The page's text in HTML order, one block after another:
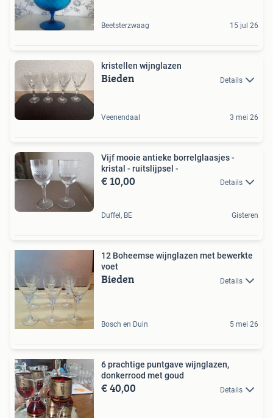
Beetsterzwaag 15 jul 26
kristellen wijnglazen
Bieden Details
Veenendaal 3 mei 26
Vijf mooie antieke borrelglaasjes -
kristal - ruitslijpsel -
€ 10,00 Details
Duffel, BE Gisteren
12 Boheemse wijnglazen met bewerkte
voet
Bieden Details
Bosch en Duin 5 mei 26
6 prachtige puntgave wijnglazen,
donkerrood met goud
€ 40,00 Details